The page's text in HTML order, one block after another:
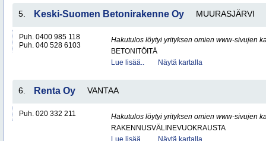
5. Keski-Suomen Betonirakenne Oy MUURASJÄRVI
Puh. 0400 985 118
Puh. 040 528 6103
Hakutulos löytyi yrityksen omien www-sivujen
BETONITÖITÄ
Lue lisää..
Näytä kartalla
6. Renta Oy VANTAA
Puh. 020 332 211
Hakutulos löytyi yrityksen omien www-sivujen
RAKENNUSVÄLINEVUOKRAUSTA
Lue lisää..
Näytä kartalla